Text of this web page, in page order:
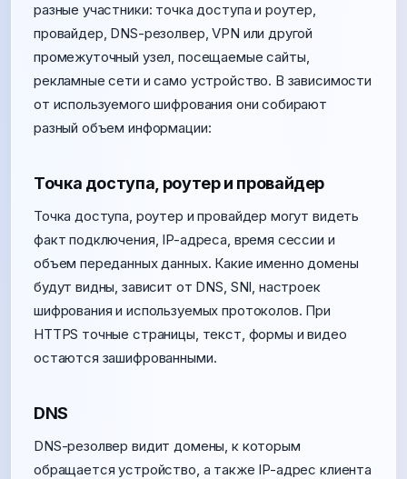
разные участники: точка доступа и роутер,
провайдер, DNS-резолвер, VPN или другой
промежуточный узел, посещаемые сайты,
рекламные сети и само устройство. В зависимости
от используемого шифрования они собирают
разный объем информации:
Точка доступа, роутер и провайдер
Точка доступа, роутер и провайдер могут видеть
факт подключения, IP-адреса, время сессии и
объем переданных данных. Какие именно домены
будут видны, зависит от DNS, SNI, настроек
шифрования и используемых протоколов. При
HTTPS точные страницы, текст, формы и видео
остаются зашифрованными.
DNS
DNS-резолвер видит домены, к которым
обращается устройство, а также IP-адрес клиента